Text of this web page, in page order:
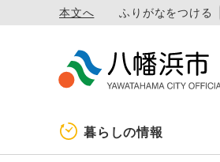
本文へ ふりがなをつける
暮らしの情報